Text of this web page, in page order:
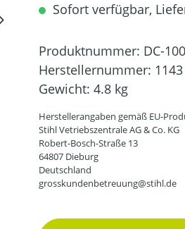
Sofort verfügbar,
Produktnummer: DC-
Herstellernummer:
Gewicht: 4.8 kg
Herstellerangaben gemäß EU-
Stihl Vetriebszentrale AG & Co. KG
Robert-Bosch-Straße 13
64807 Dieburg
Deutschland
grosskundenbetreuung@stihl.de